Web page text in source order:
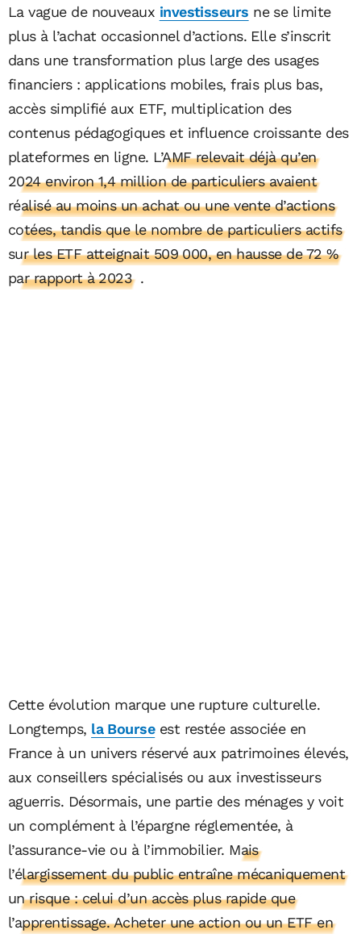
La vague de nouveaux investisseurs ne se limite
plus à l’achat occasionnel d’actions. Elle s’inscrit
dans une transformation plus large des usages
financiers : applications mobiles, frais plus bas,
accès simplifié aux ETF, multiplication des
contenus pédagogiques et influence croissante des
plateformes en ligne. L’AMF relevait déjà qu’en
2024 environ 1,4 million de particuliers avaient
réalisé au moins un achat ou une vente d’actions
cotées, tandis que le nombre de particuliers actifs
sur les ETF atteignait 509 000, en hausse de 72 %
par rapport à 2023 .
Cette évolution marque une rupture culturelle.
Longtemps, la Bourseest restée associée en
France à un univers réservé aux patrimoines élevés,
aux conseillers spécialisés ou aux investisseurs
aguerris. Désormais, une partie des ménages y voit
un complément à l’épargne réglementée, à
l’assurance-vie ou à l’immobilier. Mais
l’élargissement du public entraîne mécaniquement
un risque : celui d’un accès plus rapide que
l’apprentissage. Acheter une action ou un ETF en